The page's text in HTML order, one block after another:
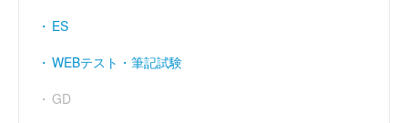
ES
WEBテスト・筆記試験
GD